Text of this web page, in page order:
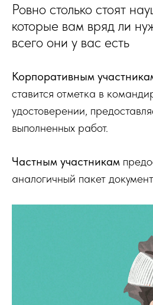
Ровно столько стоят
которые вам вряд ли
всего они у вас есть
Корпоративным
ставится отметка в
удостоверении,
выполненных работ.
Частным участникам
аналогичный пакет